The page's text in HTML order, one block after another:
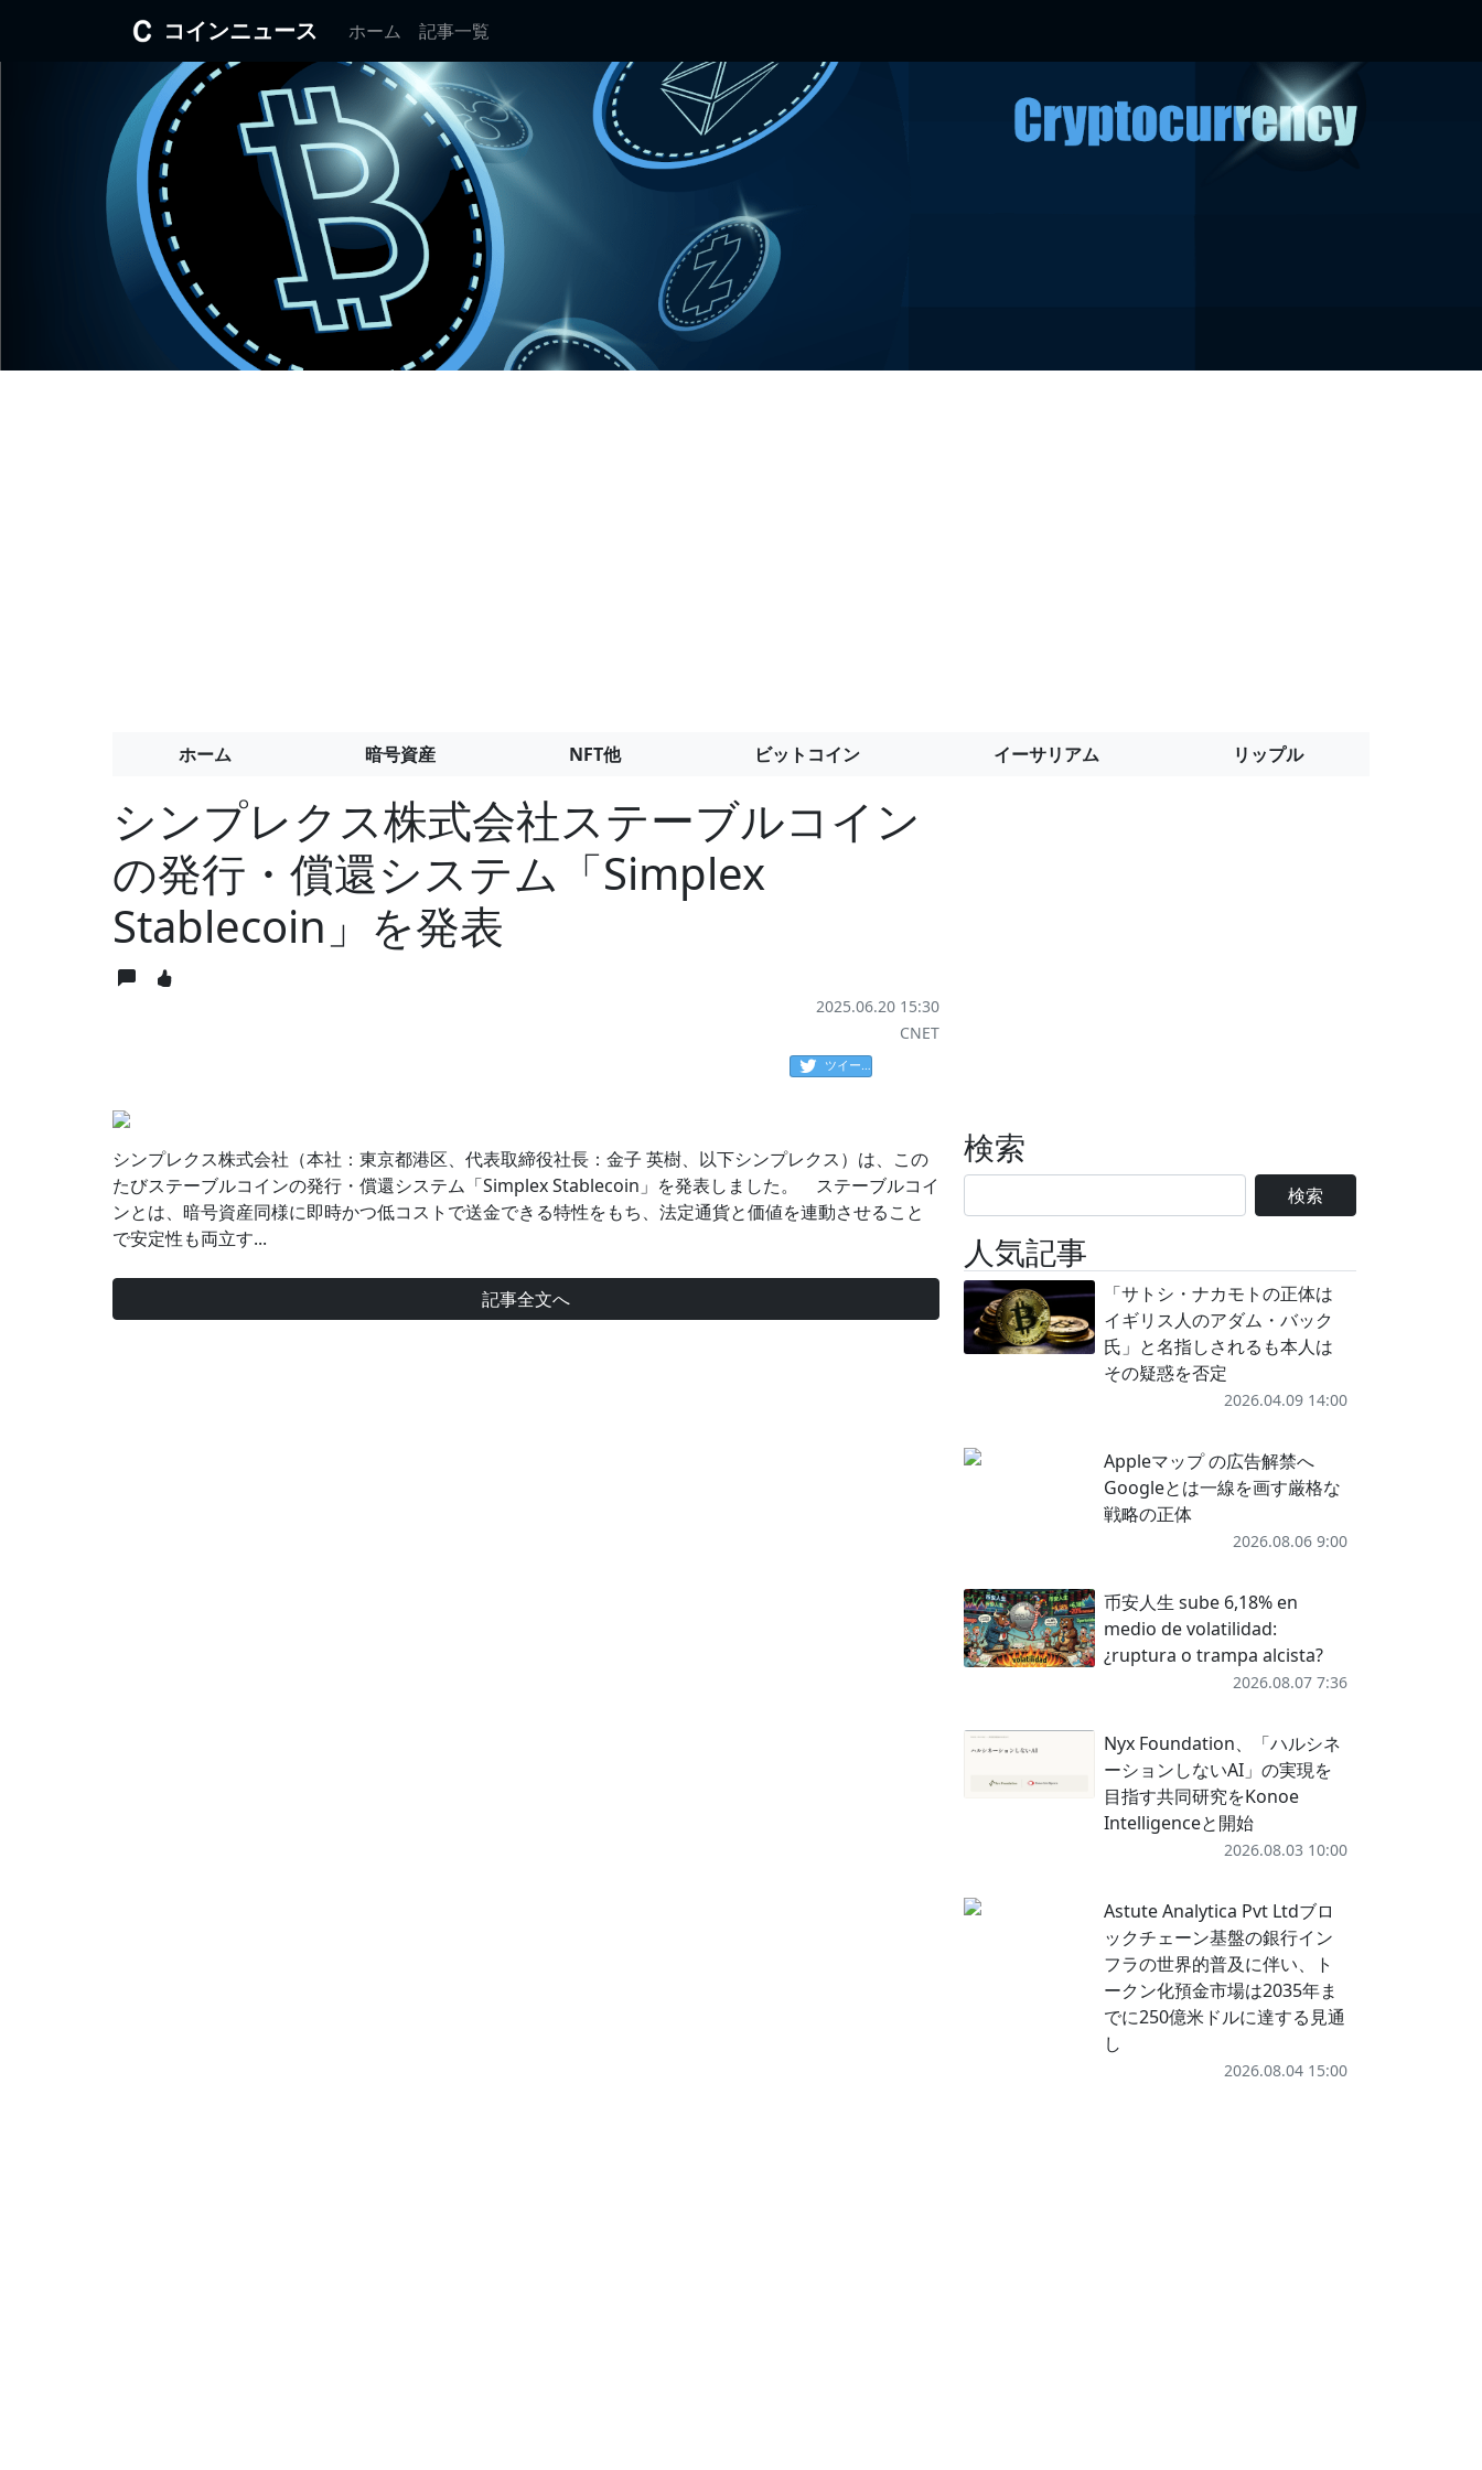
コインニュース ホーム 記事一覧
ホーム 暗号資産 NFT他 ビットコイン イーサリアム リップル
シンプレクス株式会社ステーブルコイン
の発行・償還システム「Simplex
Stablecoin」を発表
2025.06.20 15:30
CNET
ツイート
シンプレクス株式会社（本社：東京都港区、代表取締役社長：金子 英樹、以下シンプレクス）は、この
たびステーブルコインの発行・償還システム「Simplex Stablecoin」を発表しました。 ステーブルコイ
ンとは、暗号資産同様に即時かつ低コストで送金できる特性をもち、法定通貨と価値を連動させること
で安定性も両立す...
記事全文へ
検索
検索
人気記事
「サトシ・ナカモトの正体は
イギリス人のアダム・バック
氏」と名指しされるも本人は
その疑惑を否定
2026.04.09 14:00
Appleマップ の広告解禁へ
Googleとは一線を画す厳格な
戦略の正体
2026.08.06 9:00
币安人生 sube 6,18% en
medio de volatilidad:
¿ruptura o trampa alcista?
2026.08.07 7:36
Nyx Foundation、「ハルシネ
ーションしないAI」の実現を
目指す共同研究をKonoe
Intelligenceと開始
2026.08.03 10:00
Astute Analytica Pvt Ltdブロ
ックチェーン基盤の銀行イン
フラの世界的普及に伴い、ト
ークン化預金市場は2035年ま
でに250億米ドルに達する見通
し
2026.08.04 15:00